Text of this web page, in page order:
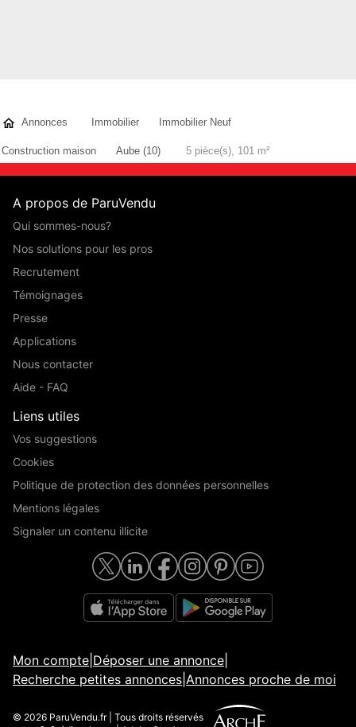
Annonces Immobilier Immobilier Neuf
Construction maison Aube (10) 5 pièce(s), 101 m²
A propos de ParuVendu
Qui sommes-nous?
Nos solutions pour les pros
Recrutement
Témoignages
Presse
Applications
Nous contacter
Aide - FAQ
Liens utiles
Vos suggestions
Cookies
Politique de protection des données personnelles
Mentions légales
Signaler un contenu illicite
Mon compte Déposer une annonce
Recherche petites annonces Annonces proche de moi
© 2026 ParuVendu.fr | Tous droits réservés